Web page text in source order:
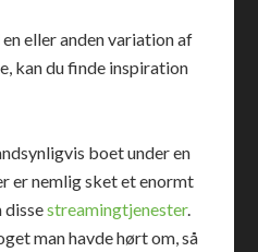
eller anden variation af
kan du finde inspiration
boet under en
er nemlig sket et enormt
dissestreamingtjenester.
man havde hørt om, så